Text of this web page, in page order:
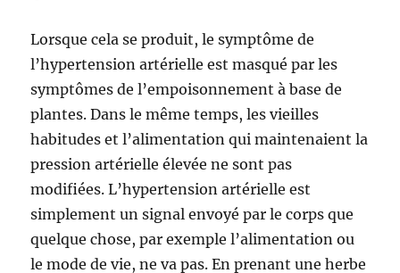
Lorsque cela se produit, le symptôme de
l’hypertension artérielle est masqué par les
symptômes de l’empoisonnement à base de
plantes. Dans le même temps, les vieilles
habitudes et l’alimentation qui maintenaient la
pression artérielle élevée ne sont pas
modifiées. L’hypertension artérielle est
simplement un signal envoyé par le corps que
quelque chose, par exemple l’alimentation ou
le mode de vie, ne va pas. En prenant une herbe